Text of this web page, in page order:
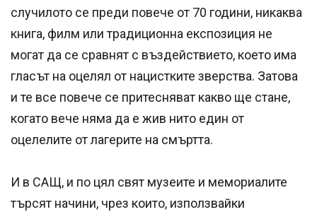
случилото се преди повече от 70 години, никаква
книга, филм или традиционна експозиция не
могат да се сравнят с въздействието, което има
гласът на оцелял от нацистките зверства. Затова
и те все повече се притесняват какво ще стане,
когато вече няма да е жив нито един от
оцелелите от лагерите на смъртта.
И в САЩ, и по цял свят музеите и мемориалите
търсят начини, чрез които, използвайки